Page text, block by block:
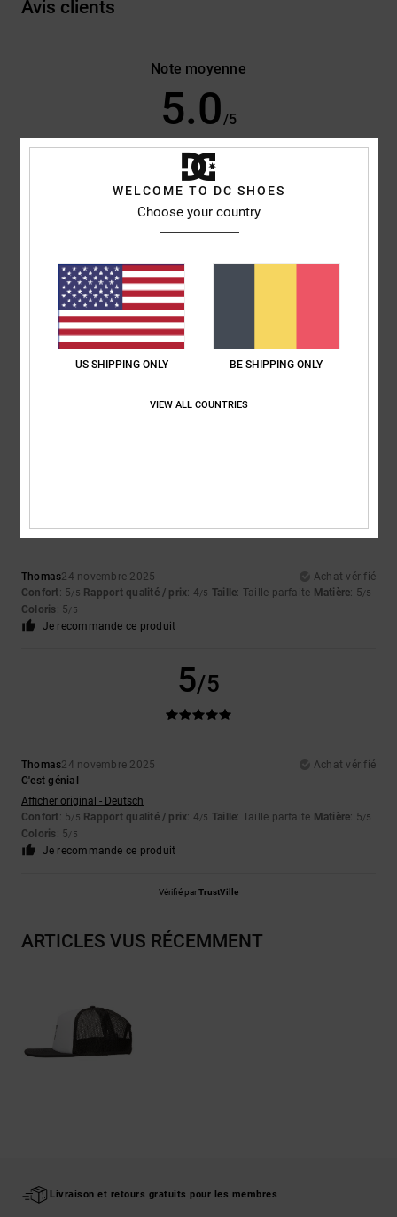
Avis clients
Note moyenne
5.0 /5
2 avis vérifiés depuis novembre 2025
100% de nos clients recommandent ce produit
Rapport qualité / prix
Taille
Trop petit Trop grand
Thomas24 novembre 2025
Achat vérifié
Confort: 5/5 Rapport qualité / prix: 4/5 Taille: Taille parfaite Matière: 5/5
Coloris: 5/5
Je recommande ce produit
5/5
Thomas24 novembre 2025
Achat vérifié
C'est génial
Afficher original - Deutsch
Confort: 5/5 Rapport qualité / prix: 4/5 Taille: Taille parfaite Matière: 5/5
Coloris: 5/5
Je recommande ce produit
Vérifié parTrustVille
ARTICLES VUS RÉCEMMENT
Livraison et retours gratuits pour les membres
WELCOME TO DC SHOES
Choose your country
US SHIPPING ONLY BE SHIPPING ONLY
VIEW ALL COUNTRIES